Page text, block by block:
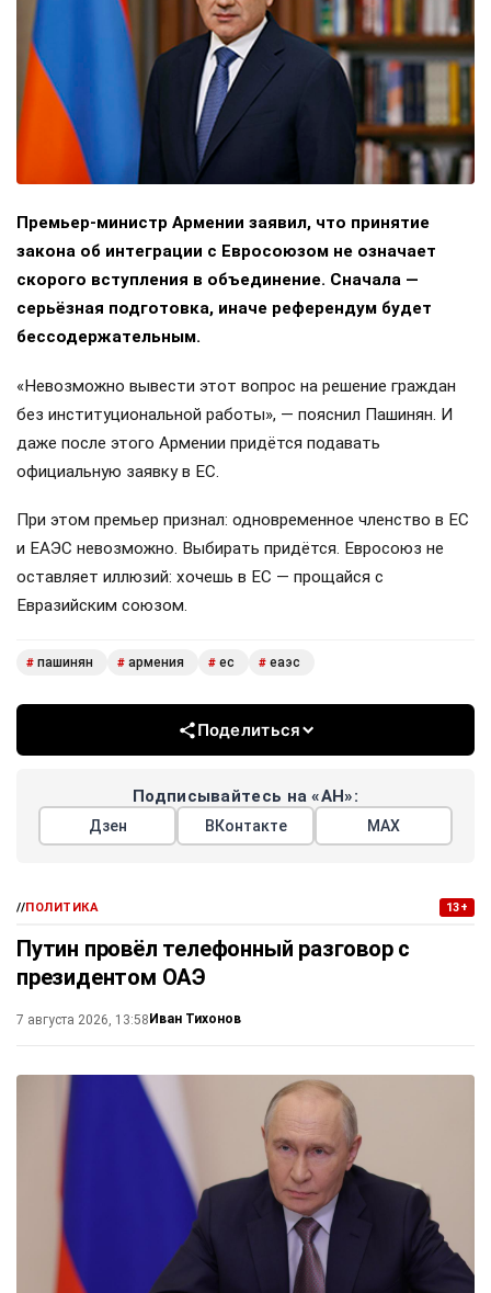
Премьер-министр Армении заявил, что принятие
закона об интеграции с Евросоюзом не означает
скорого вступления в объединение. Сначала —
серьёзная подготовка, иначе референдум будет
бессодержательным.
«Невозможно вывести этот вопрос на решение граждан
без институциональной работы», — пояснил Пашинян. И
даже после этого Армении придётся подавать
официальную заявку в ЕС.
При этом премьер признал: одновременное членство в ЕС
и ЕАЭС невозможно. Выбирать придётся. Евросоюз не
оставляет иллюзий: хочешь в ЕС — прощайся с
Евразийским союзом.
# пашинян # армения # ес # еаэс
Поделиться
Подписывайтесь на «АН»:
Дзен ВКонтакте МАХ
//ПОЛИТИКА 13+
Путин провёл телефонный разговор с
президентом ОАЭ
7 августа 2026, 13:58 Иван Тихонов